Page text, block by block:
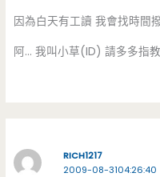
因為白天有工讀 我會找時間
阿… 我叫小草(ID) 請多多指
RICH1217
2009-08-3104:26:40